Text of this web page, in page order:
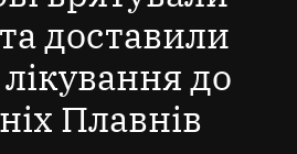
доставили
до
Плавнів